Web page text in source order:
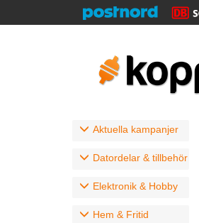
Aktuella kampanjer
Datordelar & tillbehör
Elektronik & Hobby
Hem & Fritid